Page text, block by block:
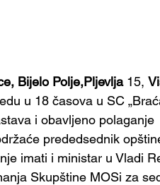
Bijelo Polje,Pljevlja 15,
u 18 časova u SC
i obavljeno polaganje
prededsednik
imati i ministar u Vladi
Skupštine MOSi za